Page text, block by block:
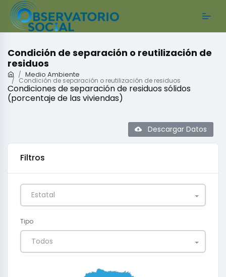
Condición de separación o reutilización de
residuos
Medio Ambiente
Condición de separación o reutilización de residuos
Condiciones de separación de residuos sólidos
(porcentaje de las viviendas)
Descargar Datos
Filtros
Estatal
Tipo
Todos